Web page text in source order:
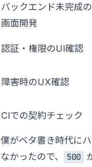
バックエンド未完成の
画面開発
認証・権限のUI確認
障害時のUX確認
CIでの契約チェック
僕がベタ書き時代に
なかったので、
500